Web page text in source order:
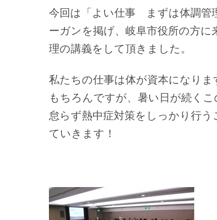
今回は「よい仕事 まずは体調管
ーガンを掲げ、岐阜市役所の方に
理の講義をして頂きました。
私たちの仕事は体が資本になりま
もちろんですが、暑い日が続く
怠らず熱中症対策をしっかり行
ていきます！